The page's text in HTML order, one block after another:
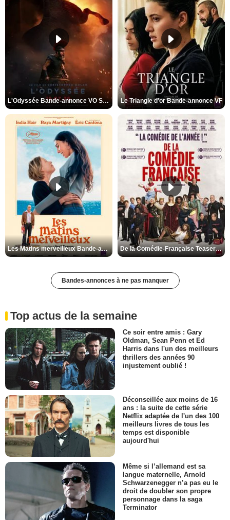
L'Odyssée Bande-annonce VO STFR Le Triangle d'or Bande-annonce VF
Les Matins merveilleux Bande-annonce VF De la Comédie-Française Teaser VF
Bandes-annonces à ne pas manquer
Top actus de la semaine
Ce soir entre amis : Gary
Oldman, Sean Penn et Ed
Harris dans l'un des meilleurs
thrillers des années 90
injustement oublié !
Déconseillée aux moins de 16
ans : la suite de cette série
Netflix adaptée de l'un des 100
meilleurs livres de tous les
temps est disponible
aujourd'hui
Même si l’allemand est sa
langue maternelle, Arnold
Schwarzenegger n’a pas eu le
droit de doubler son propre
personnage dans la saga
Terminator